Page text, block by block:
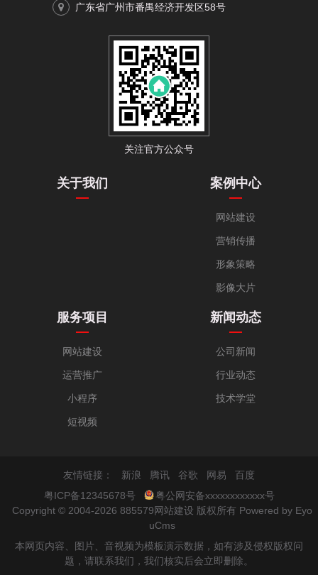
广东省广州市番禺经济开发区58号
关注官方公众号
关于我们 案例中心
网站建设
营销传播
形象策略
影像大片
服务项目
网站建设
运营推广
小程序
短视频
新闻动态
公司新闻
行业动态
技术学堂
友情链接： 新浪 腾讯 谷歌 网易
百度
粤ICP备12345678号
粤公网安备xxxxxxxxxxxx号
Copyright © 2004-2026 885579网站建设 版权所有 Powered by Eyo
uCms
本网页内容、图片、音视频为模板演示数据，如有涉及侵权版权问
题，请联系我们，我们核实后会立即删除。